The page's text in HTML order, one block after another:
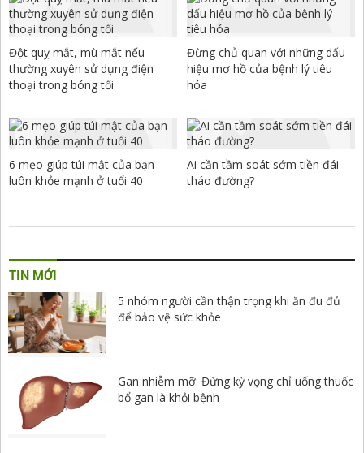
Đột quỵ mắt, mù mắt nếu
thường xuyên sử dụng điện
thoại trong bóng tối
Đừng chủ quan với những dấu
hiệu mơ hồ của bệnh lý tiêu
hóa
6 mẹo giúp túi mật của bạn
luôn khỏe mạnh ở tuổi 40
Ai cần tầm soát sớm tiền đái
tháo đường?
TIN MỚI
5 nhóm người cần thận trọng khi ăn đu đủ
để bảo vệ sức khỏe
Gan nhiễm mỡ: Đừng kỳ vọng chỉ uống thuốc
bổ gan là khỏi bệnh